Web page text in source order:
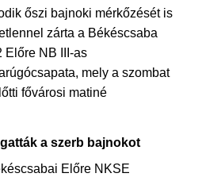
őszi bajnoki mérkőzését is
zárta a Békéscsaba
Előre NB III-as
mely a szombat
fővárosi matiné
a szerb bajnokot
Előre NKSE